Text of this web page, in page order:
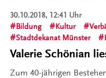
30.10.2018, 12:41 Uhr
Bildung
Kultur
Stadtdekanat Münster
Valerie Schönian
Zum 40-jährigen